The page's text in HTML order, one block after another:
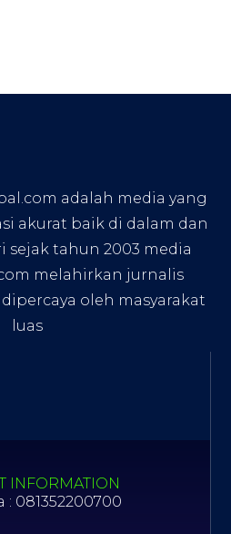
adalah media yang
akurat baik di dalam dan
sejak tahun 2003 media
melahirkan jurnalis
oleh masyarakat
luas
INFORMATION
: 081352200700